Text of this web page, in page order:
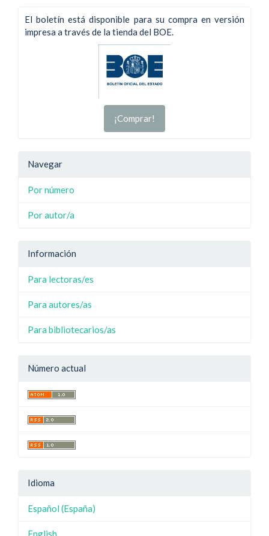
El boletín está disponible para su compra en versión
impresa a través de la tienda del BOE.
¡Comprar!
Navegar
Por número
Por autor/a
Información
Para lectoras/es
Para autores/as
Para bibliotecarios/as
Número actual
Idioma
Español (España)
English